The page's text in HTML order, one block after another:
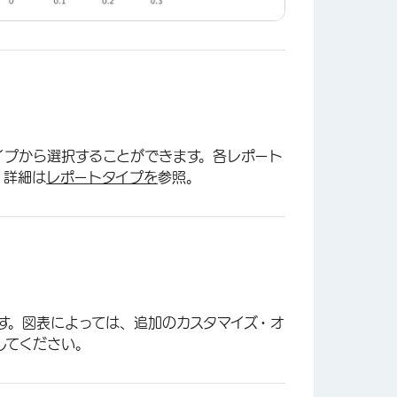
から選択することができます。各レポート
詳細は レポートタイプを参照。
図表によっては、追加のカスタマイズ・オ
てください。